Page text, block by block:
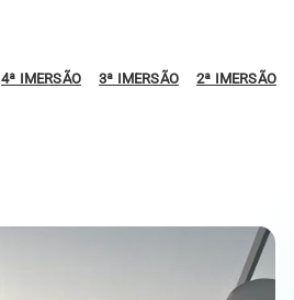
4ª IMERSÃO 3ª IMERSÃO 2ª IMERSÃO